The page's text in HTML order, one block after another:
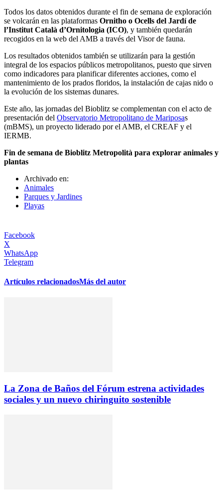
Todos los datos obtenidos durante el fin de semana de exploración
se volcarán en las plataformas Ornitho o Ocells del Jardí de
l’Institut Català d’Ornitologia (ICO), y también quedarán
recogidos en la web del AMB a través del Visor de fauna.
Los resultados obtenidos también se utilizarán para la gestión
integral de los espacios públicos metropolitanos, puesto que sirven
como indicadores para planificar diferentes acciones, como el
mantenimiento de los prados floridos, la instalación de cajas nido o
la evolución de los sistemas dunares.
Este año, las jornadas del Bioblitz se complementan con el acto de
presentación del Observatorio Metropolitano de Mariposas
(mBMS), un proyecto liderado por el AMB, el CREAF y el
IERMB.
Fin de semana de Bioblitz Metropolità para explorar animales y
plantas
Archivado en:
Animales
Parques y Jardines
Playas
Facebook
X
WhatsApp
Telegram
Artículos relacionadosMás del autor
La Zona de Baños del Fórum estrena actividades
sociales y un nuevo chiringuito sostenible